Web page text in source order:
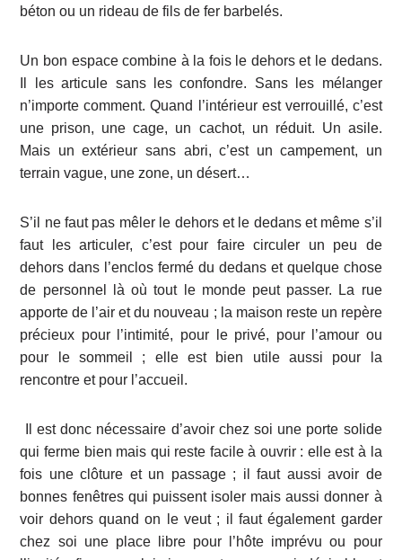
béton ou un rideau de fils de fer barbelés.
Un bon espace combine à la fois le dehors et le dedans.
Il les articule sans les confondre. Sans les mélanger
n’importe comment. Quand l’intérieur est verrouillé, c’est
une prison, une cage, un cachot, un réduit. Un asile.
Mais un extérieur sans abri, c’est un campement, un
terrain vague, une zone, un désert…
S’il ne faut pas mêler le dehors et le dedans et même s’il
faut les articuler, c’est pour faire circuler un peu de
dehors dans l’enclos fermé du dedans et quelque chose
de personnel là où tout le monde peut passer. La rue
apporte de l’air et du nouveau ; la maison reste un repère
précieux pour l’intimité, pour le privé, pour l’amour ou
pour le sommeil ; elle est bien utile aussi pour la
rencontre et pour l’accueil.
Il est donc nécessaire d’avoir chez soi une porte solide
qui ferme bien mais qui reste facile à ouvrir : elle est à la
fois une clôture et un passage ; il faut aussi avoir de
bonnes fenêtres qui puissent isoler mais aussi donner à
voir dehors quand on le veut ; il faut également garder
chez soi une place libre pour l’hôte imprévu ou pour